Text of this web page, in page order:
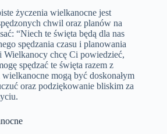
życzenia wielkanocne jest
chwil oraz planów na
“Niech te święta będą dla nas
spędzania czasu i planowania
Wielkanocy chcę Ci powiedzieć,
spędzać te święta razem z
mogą być doskonałym
oraz podziękowanie bliskim za